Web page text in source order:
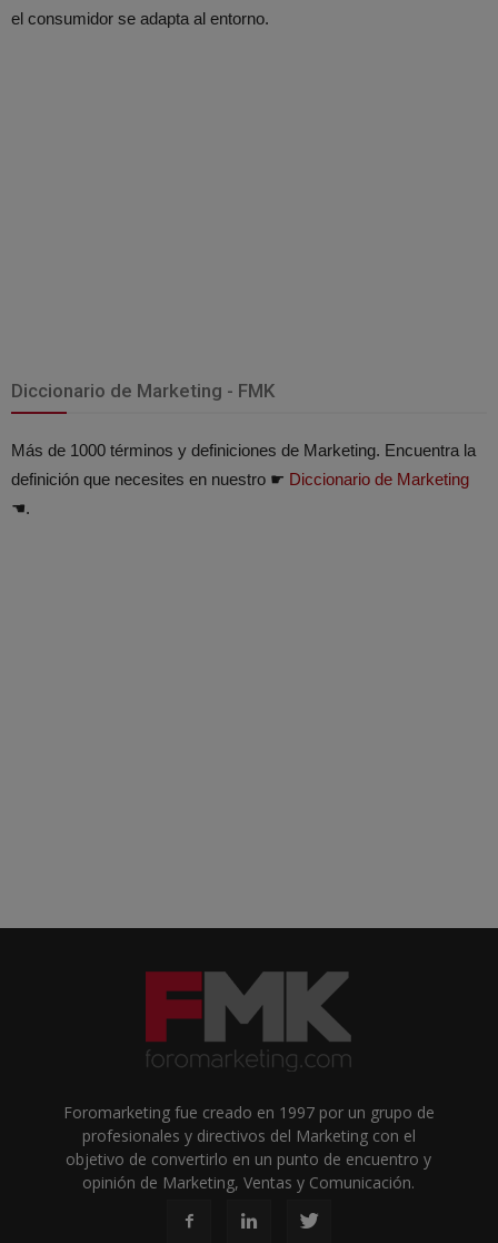
el consumidor se adapta al entorno.
Diccionario de Marketing - FMK
Más de 1000 términos y definiciones de Marketing. Encuentra la
definición que necesites en nuestro ☛ Diccionario de Marketing
☚.
Foromarketing fue creado en 1997 por un grupo de
profesionales y directivos del Marketing con el
objetivo de convertirlo en un punto de encuentro y
opinión de Marketing, Ventas y Comunicación.